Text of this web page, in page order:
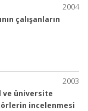
2004
çalışanların
2003
ve üniversite
incelenmesi